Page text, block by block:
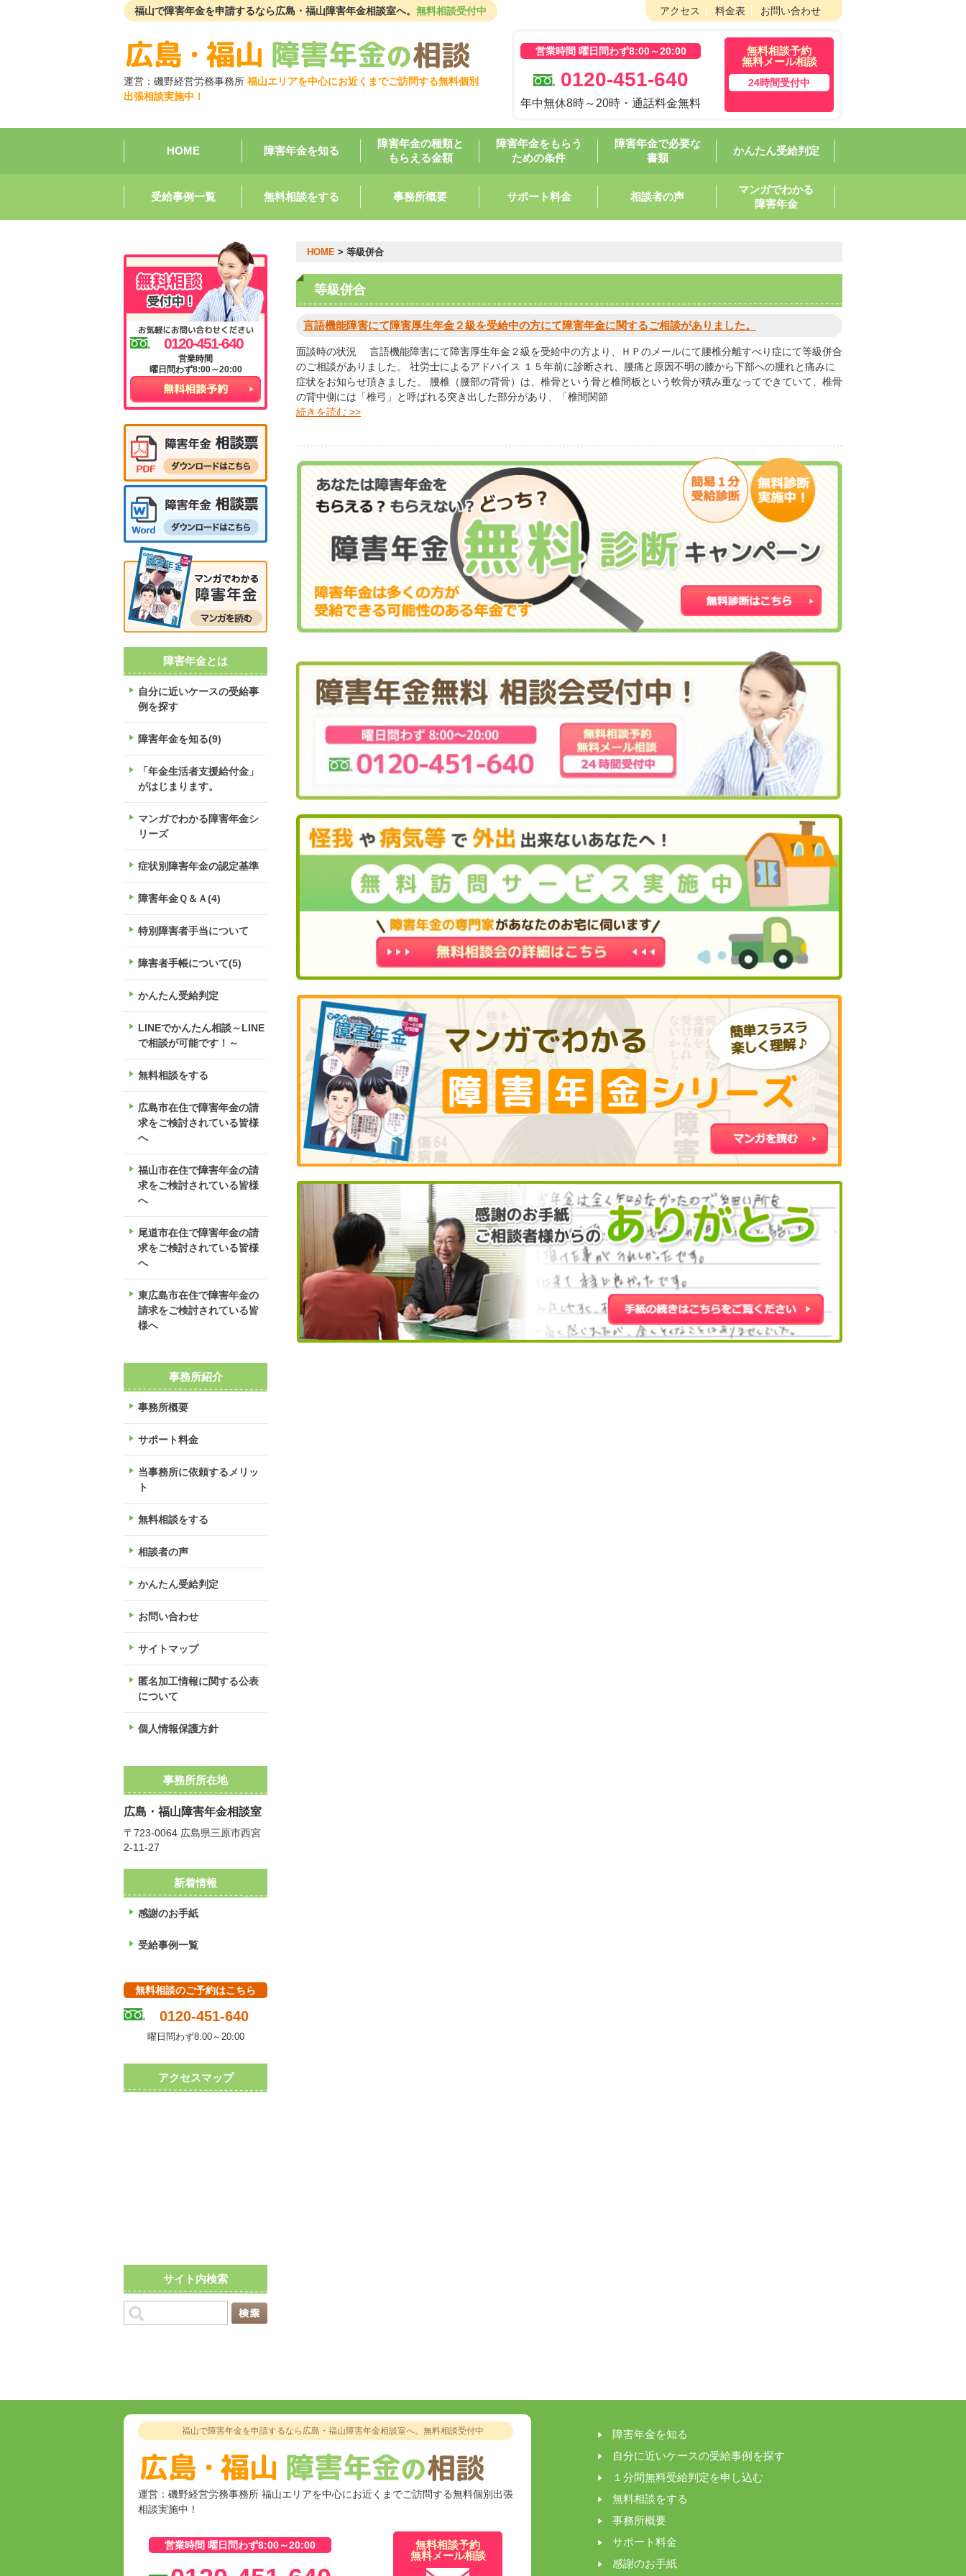
福山で障害年金を申請するなら広島・福山障害年金相談室へ。 無料相談受付中 アクセス 料金表 お問い合わせ
運営： 磯野経営労務事務所 福山エリアを中心にお近くまでご訪問する無料個別
出張相談実施中！
営業時間 曜日問わず8:00～20:00
0120-451-640
年中無休8時～20時・通話料金無料
無料相談予約
無料メール相談
24時間受付中
HOME 障害年金を知る
障害年金の種類と
もらえる金額
障害年金をもらう
ための条件
障害年金で必要な
書類
かんたん受給判定
受給事例一覧 無料相談をする 事務所概要 サポート料金 相談者の声
マンガでわかる
障害年金
HOME > 等級併合
等級併合
言語機能障害にて障害厚生年金２級を受給中の方にて障害年金に関するご相談がありました。
面談時の状況 言語機能障害にて障害厚生年金２級を受給中の方より、ＨＰのメールにて腰椎分離すべり症にて等級併合
のご相談がありました。 社労士によるアドバイス １５年前に診断され、腰痛と原因不明の膝から下部への腫れと痛みに
症状をお知らせ頂きました。 腰椎（腰部の背骨）は、椎骨という骨と椎間板という軟骨が積み重なってできていて、椎骨
の背中側には「椎弓」と呼ばれる突き出した部分があり、「椎間関節
続きを読む >>
0120-451-640
曜日問わず8:00～20:00
障害年金とは
自分に近いケースの受給事
例を探す
障害年金を知る(9)
「年金生活者支援給付金」
がはじまります。
マンガでわかる障害年金シ
リーズ
症状別障害年金の認定基準
障害年金Ｑ＆Ａ(4)
特別障害者手当について
障害者手帳について(5)
かんたん受給判定
LINEでかんたん相談～LINE
で相談が可能です！～
無料相談をする
広島市在住で障害年金の請
求をご検討されている皆様
へ
福山市在住で障害年金の請
求をご検討されている皆様
へ
尾道市在住で障害年金の請
求をご検討されている皆様
へ
東広島市在住で障害年金の
請求をご検討されている皆
様へ
事務所紹介
事務所概要
サポート料金
当事務所に依頼するメリッ
ト
無料相談をする
相談者の声
かんたん受給判定
お問い合わせ
サイトマップ
匿名加工情報に関する公表
について
個人情報保護方針
事務所所在地
広島・福山障害年金相談室
〒723-0064 広島県三原市西宮
2-11-27
新着情報
感謝のお手紙
受給事例一覧
無料相談のご予約はこちら
0120-451-640
曜日問わず8:00～20:00
アクセスマップ
サイト内検索
福山で障害年金を申請するなら広島・福山障害年金相談室へ。 無料相談受付中
運営：磯野経営労務事務所 福山エリアを中心にお近くまでご訪問する無料個別出張
相談実施中！
営業時間 曜日問わず8:00～20:00
無料相談予約
無料メール相談
障害年金を知る
自分に近いケースの受給事例を探す
１分間無料受給判定を申し込む
無料相談をする
事務所概要
サポート料金
感謝のお手紙